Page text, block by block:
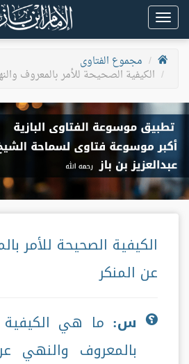
Toggle
navigation
مجموع الفتاوى
الكيفية الصحيحة للأمر بالمعروف
الكيفية الصحيحة للأمر
عن المنكر
س: ما هي الكيفية
بالمعروف والنهي